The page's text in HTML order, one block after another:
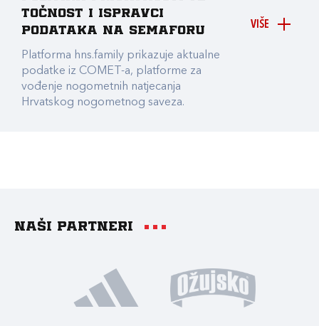
VIŠE
točnost i ispravci
podataka na Semaforu
Platforma hns.family prikazuje aktualne
podatke iz COMET-a, platforme za
vođenje nogometnih natjecanja
Hrvatskog nogometnog saveza.
Naši partneri